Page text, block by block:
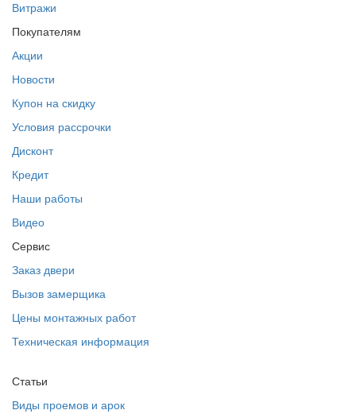
Витражи
Покупателям
Акции
Новости
Купон на скидку
Условия рассрочки
Дисконт
Кредит
Наши работы
Видео
Сервис
Заказ двери
Вызов замерщика
Цены монтажных работ
Техническая информация
Статьи
Виды проемов и арок